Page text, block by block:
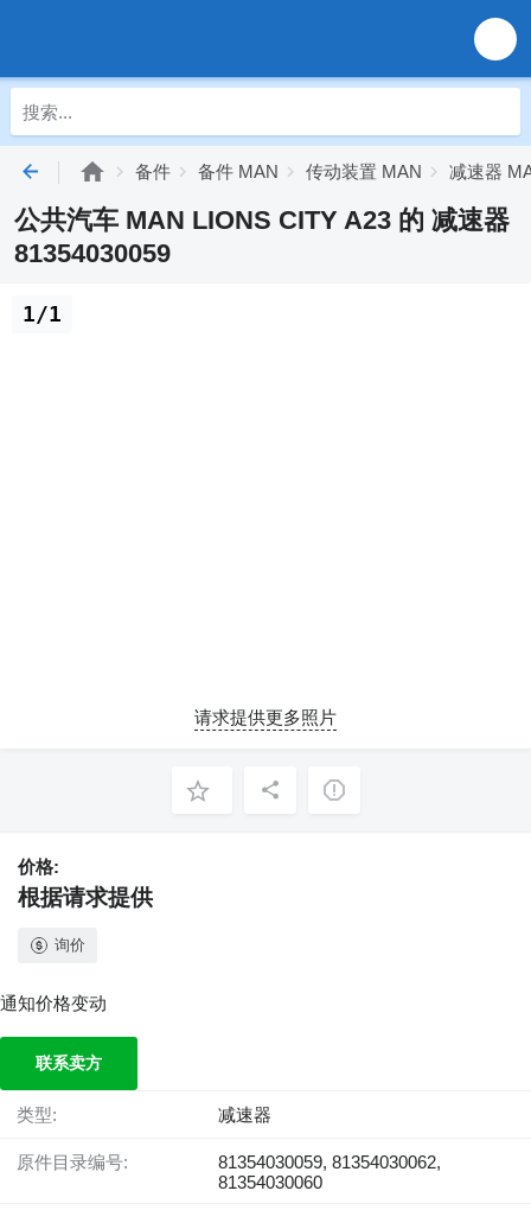
备件 备件 MAN 传动装置 MAN 减速器
公共汽车 MAN LIONS CITY A23 的 减速器
81354030059
1/1
请求提供更多照片
价格:
根据请求提供
询价
通知价格变动
联系卖方
类型: 减速器
原件目录编号:
81354030059, 81354030062,
81354030060